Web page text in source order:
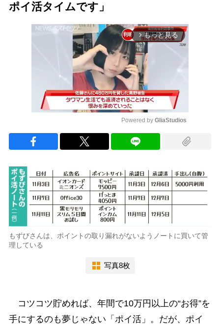
ポイ活タイムです」
arrow_forward_ios もっと見る
Powered by GliaStudios
もずびさんは、ポイントの取り漏れがないようノートに買いて管
理している
写真8枚
コツコツ貯めれば、年間で10万円以上の“お得”を
手にするのも夢じゃない「ポイ活」。だが、ポイ